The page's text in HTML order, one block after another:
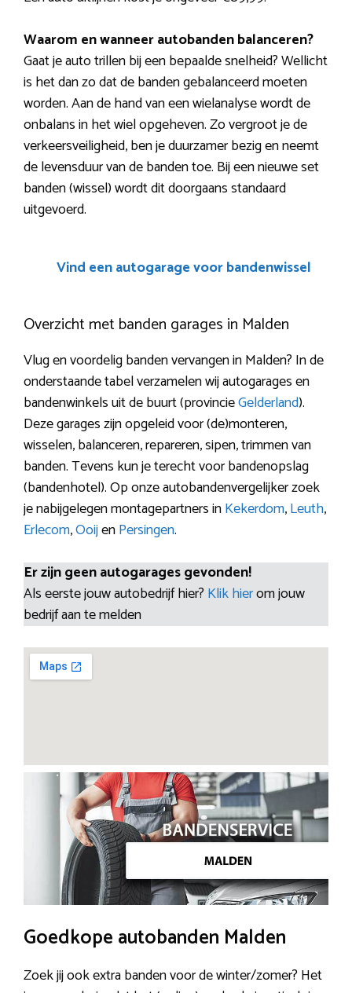
Waarom en wanneer autobanden balanceren?
Gaat je auto trillen bij een bepaalde snelheid? Wellicht
is het dan zo dat de banden gebalanceerd moeten
worden. Aan de hand van een wielanalyse wordt de
onbalans in het wiel opgeheven. Zo vergroot je de
verkeersveiligheid, ben je duurzamer bezig en neemt
de levensduur van de banden toe. Bij een nieuwe set
banden (wissel) wordt dit doorgaans standaard
uitgevoerd.
Vind een autogarage voor bandenwissel
Overzicht met banden garages in Malden
Vlug en voordelig banden vervangen in Malden? In de
onderstaande tabel verzamelen wij autogarages en
bandenwinkels uit de buurt (provincieGelderland).
Deze garages zijn opgeleid voor (de)monteren,
wisselen, balanceren, repareren, sipen, trimmen van
banden. Tevens kun je terecht voor bandenopslag
(bandenhotel). Op onze autobandenvergelijker zoek
je nabijgelegen montagepartners inKekerdom,Leuth,
Erlecom,OoijenPersingen.
Er zijn geen autogarages gevonden!
Als eerste jouw autobedrijf hier? Klik hierom jouw
bedrijf aan te melden
Goedkope autobanden Malden
Zoek jij ook extra banden voor de winter/zomer? Het